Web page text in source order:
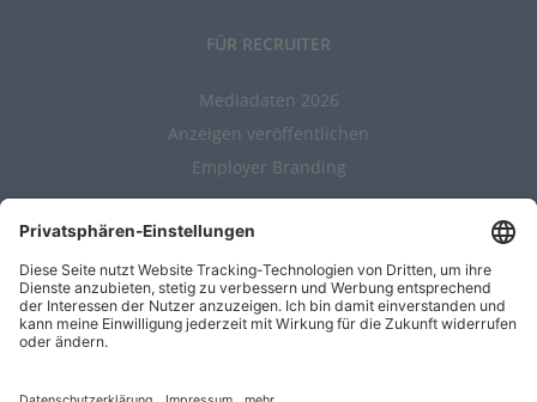
FÜR RECRUITER
Mediadaten 2026
Anzeigen veröffentlichen
Employer Branding
ALLGEMEIN
Kontakt
AGBs